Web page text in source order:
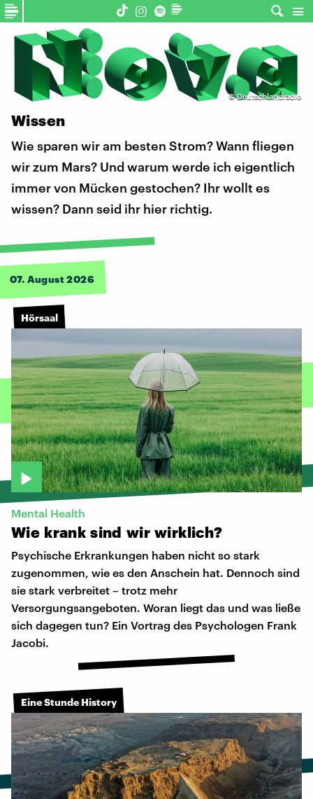
©Deutschlandradio
Wissen
Wie sparen wir am besten Strom? Wann fliegen
wir zum Mars? Und warum werde ich eigentlich
immer von Mücken gestochen? Ihr wollt es
wissen? Dann seid ihr hier richtig.
07. August 2026
Hörsaal
Mental Health
Wie krank sind wir wirklich?
Psychische Erkrankungen haben nicht so stark
zugenommen, wie es den Anschein hat. Dennoch sind
sie stark verbreitet – trotz mehr
Versorgungsangeboten. Woran liegt das und was ließe
sich dagegen tun? Ein Vortrag des Psychologen Frank
Jacobi.
Eine Stunde History